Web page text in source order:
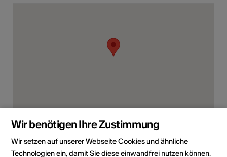
Av. d'Agaune 15, 1890 Saint-Maurice
Route planen
ÖV Fahrplan
Wir benötigen Ihre Zustimmung
Wir setzen auf unserer Webseite Cookies und ähnliche
Technologien ein, damit Sie diese einwandfrei nutzen können.